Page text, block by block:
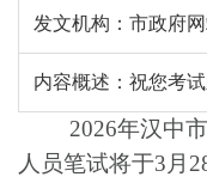
发文机构： 市政府
内容概述： 祝您考试
2026年汉中
人员笔试将于3 月